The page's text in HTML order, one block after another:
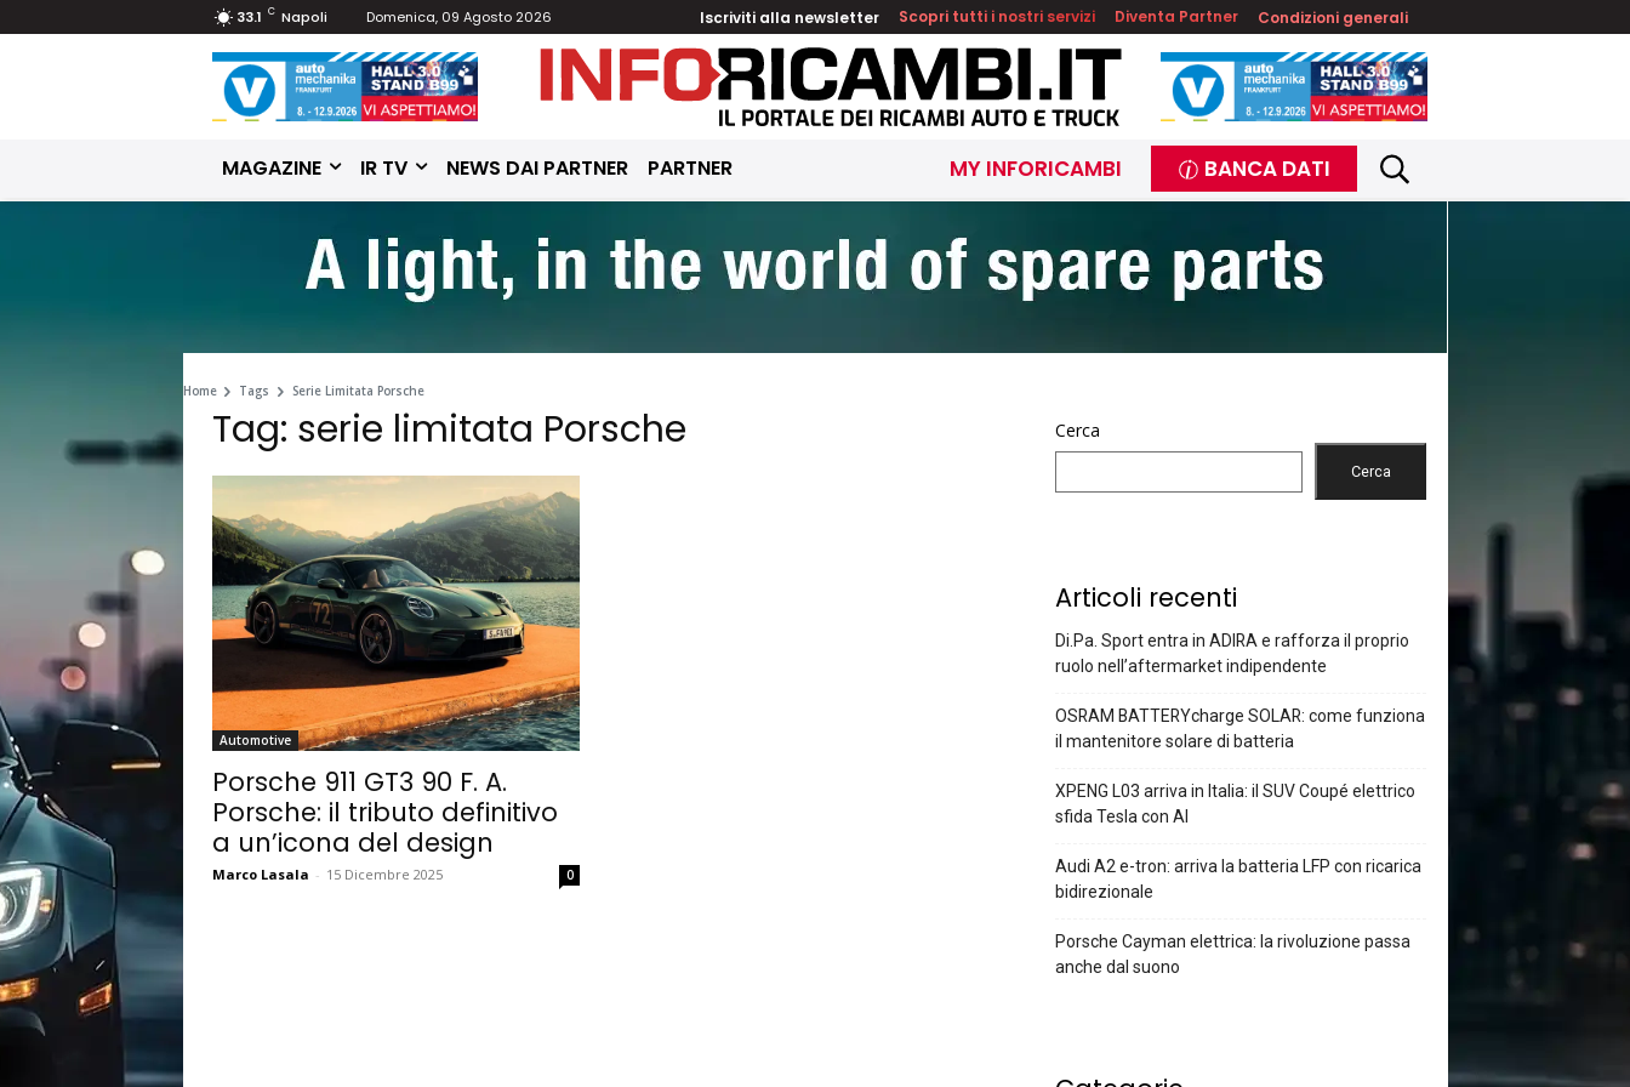
33.1 C Napoli Domenica, 09 Agosto 2026 Iscriviti alla newsletter Scopri tutti i nostri servizi Diventa Partner Condizioni generali
MAGAZINE IR TV NEWS DAI PARTNER PARTNER MY INFORICAMBI BANCA DATI
Home Tags Serie Limitata Porsche
Tag: serie limitata Porsche
Automotive
Porsche 911 GT3 90 F. A.
Porsche: il tributo definitivo
a un’icona del design
Marco Lasala - 15 Dicembre 2025 0
Cerca
Cerca
Articoli recenti
Di.Pa. Sport entra in ADIRA e rafforza il proprio
ruolo nell’aftermarket indipendente
OSRAM BATTERYcharge SOLAR: come funziona
il mantenitore solare di batteria
XPENG L03 arriva in Italia: il SUV Coupé elettrico
sfida Tesla con AI
Audi A2 e-tron: arriva la batteria LFP con ricarica
bidirezionale
Porsche Cayman elettrica: la rivoluzione passa
anche dal suono